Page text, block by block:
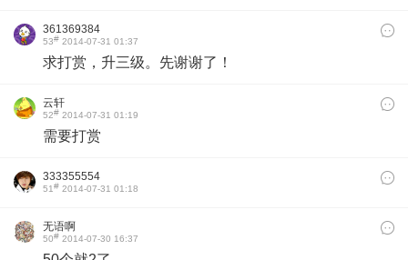
361369384
53# 2014-07-31 01:37
求打赏，升三级。 先谢谢了！
云轩
52# 2014-07-31 01:19
需要打赏
333355554
51# 2014-07-31 01:18
无语啊
50# 2014-07-30 16:37